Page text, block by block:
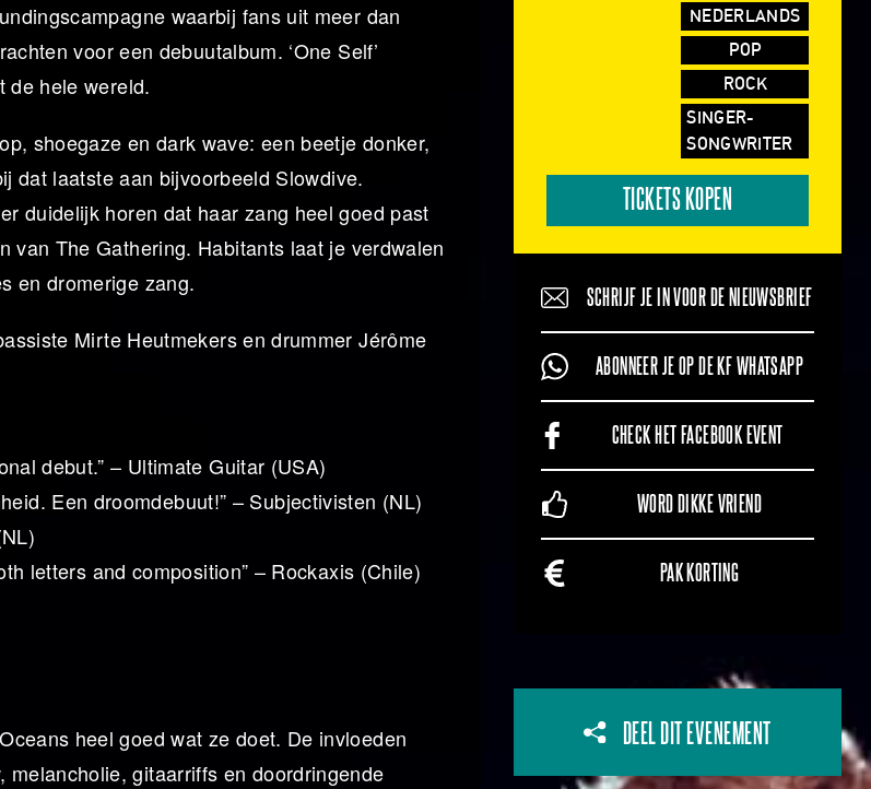
waarbij fans uit meer dan
voor een debuutalbum. ‘One Self’
de hele wereld.
shoegaze en dark wave: een beetje donker,
dat laatste aan bijvoorbeeld Slowdive.
duidelijk horen dat haar zang heel goed past
van The Gathering. Habitants laat je verdwalen
en dromerige zang.
Mirte Heutmekers en drummer Jérôme
debut.” – Ultimate Guitar (USA)
Een droomdebuut!” – Subjectivisten (NL)
letters and composition” – Rockaxis (Chile)
heel goed wat ze doet. De invloeden
gitaarriffs en doordringende
NEDERLANDS
POP
ROCK
SINGER-
SONGWRITER
TICKETS KOPEN
SCHRIJF JE IN VOOR DE NIEUWSBRIEF
ABONNEER JE OP DE KF WHATSAPP
CHECK HET FACEBOOK EVENT
WORD DIKKE VRIEND
PAK KORTING
DEEL DIT EVENEMENT